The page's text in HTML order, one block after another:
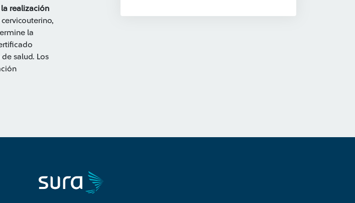
realización
la
salud. Los